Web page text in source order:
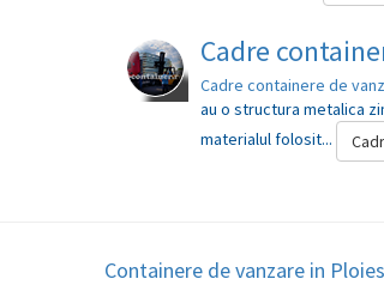
Cadre
Cadre containere de
au o structura metalica
materialul folosit...
Containere de vanzare in